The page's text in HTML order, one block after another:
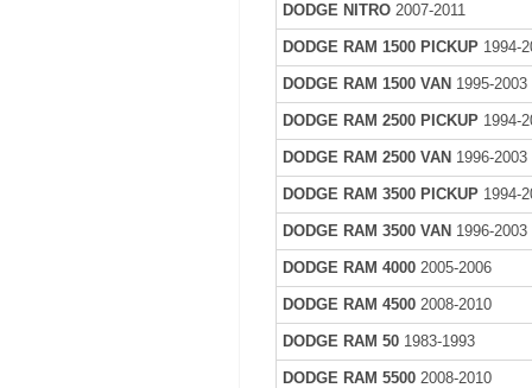
DODGE NITRO 2007-2011
DODGE RAM 1500 PICKUP 1994-
DODGE RAM 1500 VAN 1995-2003
DODGE RAM 2500 PICKUP 1994-
DODGE RAM 2500 VAN 1996-2003
DODGE RAM 3500 PICKUP 1994-
DODGE RAM 3500 VAN 1996-2003
DODGE RAM 4000 2005-2006
DODGE RAM 4500 2008-2010
DODGE RAM 50 1983-1993
DODGE RAM 5500 2008-2010